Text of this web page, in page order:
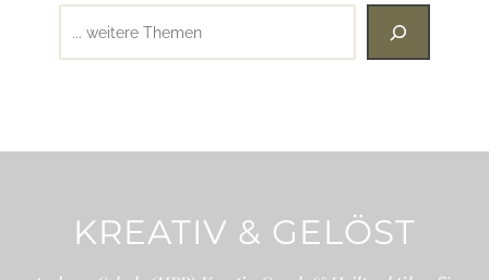
KREATIV & GELÖST